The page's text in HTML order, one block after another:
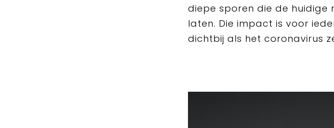
diepe sporen die de huidige
laten. Die impact is voor
dichtbij als het coronavirus